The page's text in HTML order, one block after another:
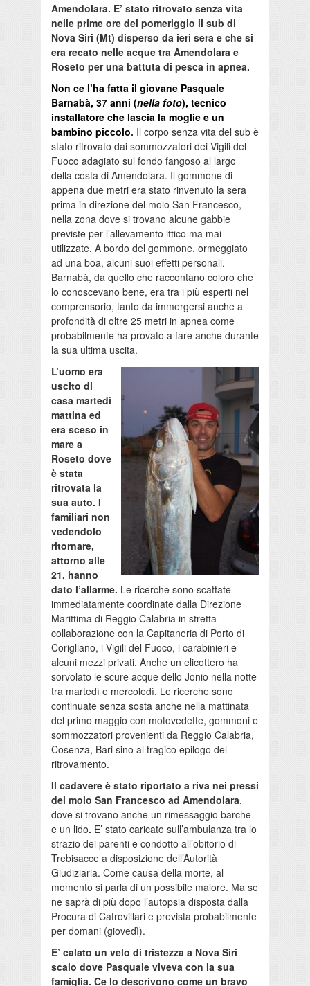
Amendolara. E’ stato ritrovato senza vita
nelle prime ore del pomeriggio il sub di
Nova Siri (Mt) disperso da ieri sera e che si
era recato nelle acque tra Amendolara e
Roseto per una battuta di pesca in apnea.
Non ce l’ha fatta il giovane Pasquale
Barnabà, 37 anni (nella foto), tecnico
installatore che lascia la moglie e un
bambino piccolo. Il corpo senza vita del sub è
stato ritrovato dai sommozzatori dei Vigili del
Fuoco adagiato sul fondo fangoso al largo
della costa di Amendolara. Il gommone di
appena due metri era stato rinvenuto la sera
prima in direzione del molo San Francesco,
nella zona dove si trovano alcune gabbie
previste per l’allevamento ittico ma mai
utilizzate. A bordo del gommone, ormeggiato
ad una boa, alcuni suoi effetti personali.
Barnabà, da quello che raccontano coloro che
lo conoscevano bene, era tra i più esperti nel
comprensorio, tanto da immergersi anche a
profondità di oltre 25 metri in apnea come
probabilmente ha provato a fare anche durante
la sua ultima uscita.
L’uomo era
uscito di
casa martedì
mattina ed
era sceso in
mare a
Roseto dove
è stata
ritrovata la
sua auto. I
familiari non
vedendolo
ritornare,
attorno alle
21, hanno
dato l’allarme. Le ricerche sono scattate
immediatamente coordinate dalla Direzione
Marittima di Reggio Calabria in stretta
collaborazione con la Capitaneria di Porto di
Corigliano, i Vigili del Fuoco, i carabinieri e
alcuni mezzi privati. Anche un elicottero ha
sorvolato le scure acque dello Jonio nella notte
tra martedì e mercoledì. Le ricerche sono
continuate senza sosta anche nella mattinata
del primo maggio con motovedette, gommoni e
sommozzatori provenienti da Reggio Calabria,
Cosenza, Bari sino al tragico epilogo del
ritrovamento.
Il cadavere è stato riportato a riva nei pressi
del molo San Francesco ad Amendolara,
dove si trovano anche un rimessaggio barche
e un lido. E’ stato caricato sull’ambulanza tra lo
strazio dei parenti e condotto all’obitorio di
Trebisacce a disposizione dell’Autorità
Giudiziaria. Come causa della morte, al
momento si parla di un possibile malore. Ma se
ne saprà di più dopo l’autopsia disposta dalla
Procura di Catrovillari e prevista probabilmente
per domani (giovedì).
E’ calato un velo di tristezza a Nova Siri
scalo dove Pasquale viveva con la sua
famiglia. Ce lo descrivono come un bravo